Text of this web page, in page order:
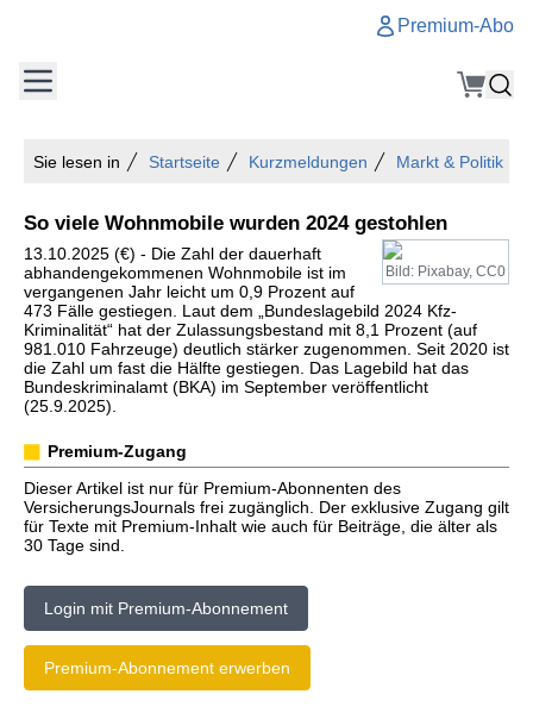
Premium-Abo
Sie lesen in Startseite Kurzmeldungen Markt & Politik
So viele Wohnmobile wurden 2024 gestohlen
Bild: Pixabay, CC0
13.10.2025 (€) - Die Zahl der dauerhaft
abhandengekommenen Wohnmobile ist im
vergangenen Jahr leicht um 0,9 Prozent auf
473 Fälle gestiegen. Laut dem „Bundeslagebild 2024 Kfz-
Kriminalität“ hat der Zulassungsbestand mit 8,1 Prozent (auf
981.010 Fahrzeuge) deutlich stärker zugenommen. Seit 2020 ist
die Zahl um fast die Hälfte gestiegen. Das Lagebild hat das
Bundeskriminalamt (BKA) im September veröffentlicht
(25.9.2025).
Premium-Zugang
Dieser Artikel ist nur für Premium-Abonnenten des
VersicherungsJournals frei zugänglich. Der exklusive Zugang gilt
für Texte mit Premium-Inhalt wie auch für Beiträge, die älter als
30 Tage sind.
Login mit Premium-Abonnement
Premium-Abonnement erwerben